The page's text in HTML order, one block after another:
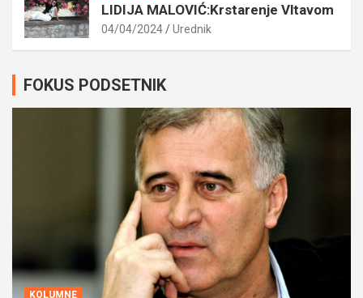
LIDIJA MALOVIĆ:Krstarenje Vltavom
04/04/2024 Urednik
FOKUS PODSETNIK
KOLUMNE